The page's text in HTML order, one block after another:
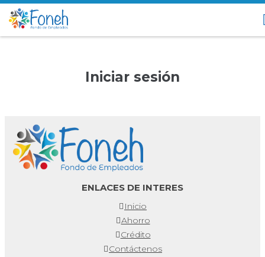
Iniciar sesión
ENLACES DE INTERES
Inicio
Ahorro
Crédito
Contáctenos